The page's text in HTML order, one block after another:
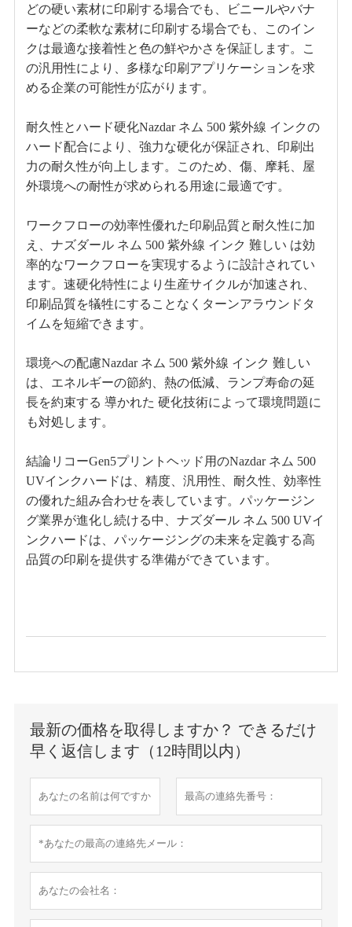
どの硬い素材に印刷する場合でも、ビニールやバナ
ーなどの柔軟な素材に印刷する場合でも、このイン
クは最適な接着性と色の鮮やかさを保証します。こ
の汎用性により、多様な印刷アプリケーションを求
める企業の可能性が広がります。
耐久性とハード硬化Nazdar ネム 500 紫外線 インクの
ハード配合により、強力な硬化が保証され、印刷出
力の耐久性が向上します。このため、傷、摩耗、屋
外環境への耐性が求められる用途に最適です。
ワークフローの効率性優れた印刷品質と耐久性に加
え、ナズダール ネム 500 紫外線 インク 難しい は効
率的なワークフローを実現するように設計されてい
ます。速硬化特性により生産サイクルが加速され、
印刷品質を犠牲にすることなくターンアラウンドタ
イムを短縮できます。
環境への配慮Nazdar ネム 500 紫外線 インク 難しい
は、エネルギーの節約、熱の低減、ランプ寿命の延
長を約束する 導かれた 硬化技術によって環境問題に
も対処します。
結論リコーGen5プリントヘッド用のNazdar ネム 500
UVインクハードは、精度、汎用性、耐久性、効率性
の優れた組み合わせを表しています。パッケージン
グ業界が進化し続ける中、ナズダール ネム 500 UVイ
ンクハードは、パッケージングの未来を定義する高
品質の印刷を提供する準備ができています。
最新の価格を取得しますか？ できるだけ
早く返信します（12時間以内）